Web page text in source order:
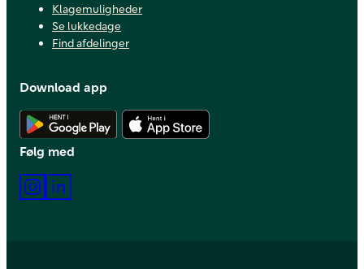
Klagemuligheder
Se lukkedage
Find afdelinger
Download app
Hent Android app
Følg med
Instagram